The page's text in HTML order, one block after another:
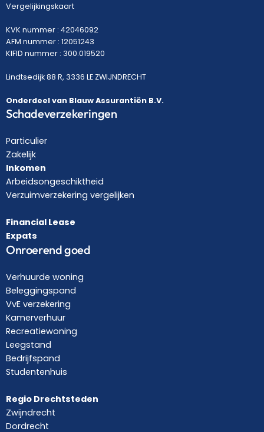
Vergelijkingskaart
KVK nummer : 42046092
AFM nummer : 12051243
KIFID nummer : 300.019520
Lindtsedijk 88 R, 3336 LE ZWIJNDRECHT
Onderdeel van Blauw Assurantiën B.V.
Schadeverzekeringen
Particulier
Zakelijk
Inkomen
Arbeidsongeschiktheid
Verzuimverzekering vergelijken
Financial Lease
Expats
Onroerend goed
Verhuurde woning
Beleggingspand
VvE verzekering
Kamerverhuur
Recreatiewoning
Leegstand
Bedrijfspand
Studentenhuis
Regio Drechtsteden
Zwijndrecht
Dordrecht